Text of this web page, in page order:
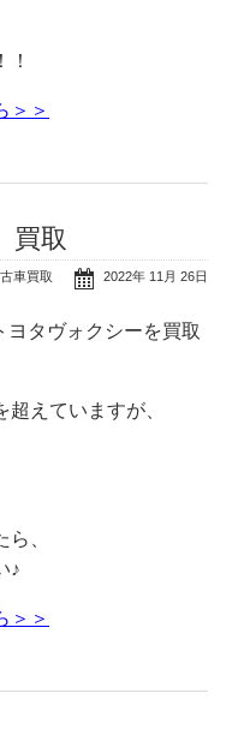
＞＞
取
2022年 11月 26日
車買取
タヴォクシーを買取
えていますが、
、
♪
＞＞